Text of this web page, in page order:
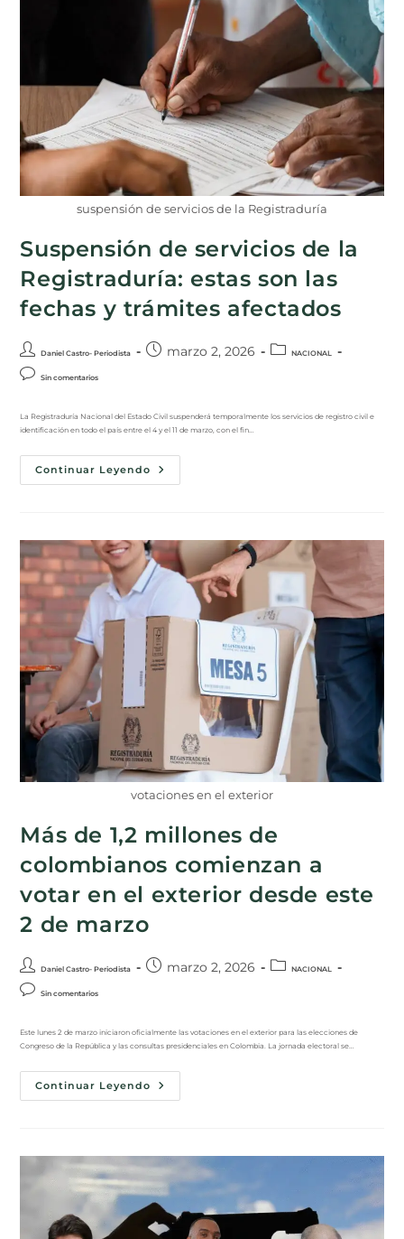
suspensión de servicios de la Registraduría
Suspensión de servicios de la
Registraduría: estas son las
fechas y trámites afectados
Daniel Castro- Periodista marzo 2, 2026 NACIONAL
Sin comentarios
La Registraduría Nacional del Estado Civil suspenderá temporalmente los servicios de registro civil e
identificación en todo el país entre el 4 y el 11 de marzo, con el fin…
Continuar Leyendo
votaciones en el exterior
Más de 1,2 millones de
colombianos comienzan a
votar en el exterior desde este
2 de marzo
Daniel Castro- Periodista marzo 2, 2026 NACIONAL
Sin comentarios
Este lunes 2 de marzo iniciaron oficialmente las votaciones en el exterior para las elecciones de
Congreso de la República y las consultas presidenciales en Colombia. La jornada electoral se…
Continuar Leyendo